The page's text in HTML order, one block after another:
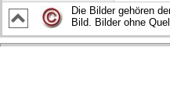
Die Bilder gehören
Bild. Bilder ohne